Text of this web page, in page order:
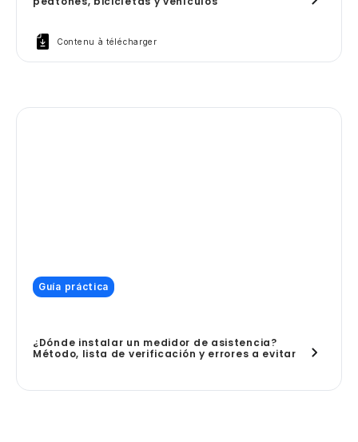
Contenu à télécharger
Guía práctica
¿Dónde instalar un medidor de asistencia?
Método, lista de verificación y errores a evitar